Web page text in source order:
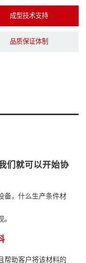
成型技术支持
品质保证体制
们就可以开始协
备，什么生产条件材
帮助客户将该材料的